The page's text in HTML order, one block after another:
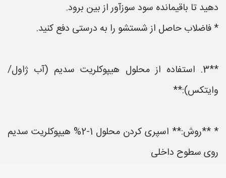
دهید تا باقیمانده سود سوزآور از بین برود.
* فاضلاب حاصل از شستشو را به درستی دفع کنید.
**3. استفاده از محلول هیپوکلریت سدیم (آب ژاول/
وایتکس):**
* **روش:** اسپری کردن محلول 1-2% هیپوکلریت سدیم
روی سطوح داخلی